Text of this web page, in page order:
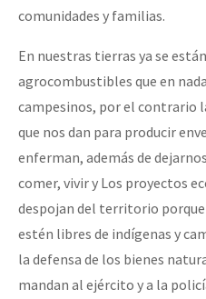
comunidades y familias.
En nuestras tierras ya se
agrocombustibles que en
campesinos, por el contrario
que nos dan para producir
enferman, además de
comer, vivir y Los proyectos
despojan del territorio porque
estén libres de indígenas y
la defensa de los bienes
mandan al ejército y a la